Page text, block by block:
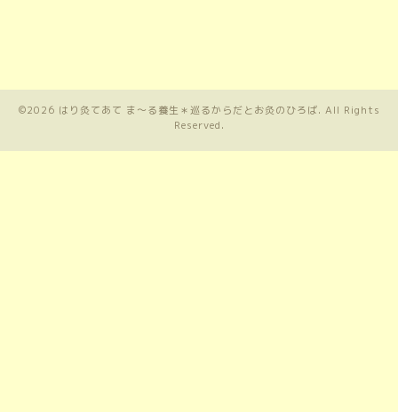
©2026 はり灸てあて ま〜る養生＊巡るからだとお灸のひろば. All Rights
Reserved.